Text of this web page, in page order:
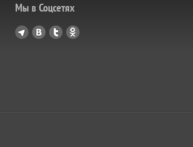
Мы в Соцсетях